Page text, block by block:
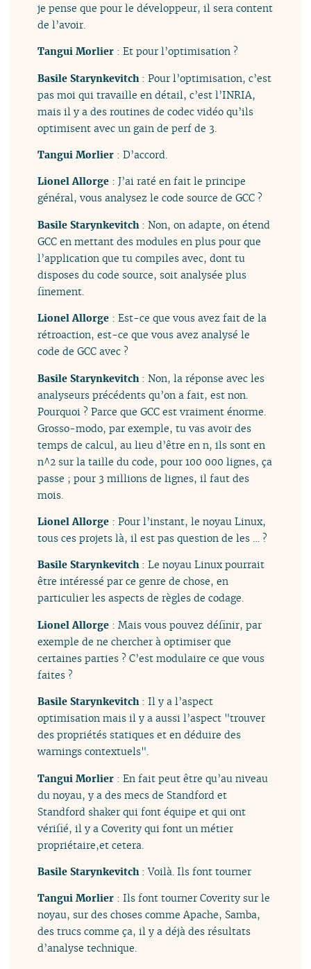
je pense que pour le développeur, il sera content
de l’avoir.
Tangui Morlier : Et pour l’optimisation ?
Basile Starynkevitch : Pour l’optimisation, c’est
pas moi qui travaille en détail, c’est l’INRIA,
mais il y a des routines de codec vidéo qu’ils
optimisent avec un gain de perf de 3.
Tangui Morlier : D’accord.
Lionel Allorge : J’ai raté en fait le principe
général, vous analysez le code source de GCC ?
Basile Starynkevitch: Non, on adapte, on étend
GCC en mettant des modules en plus pour que
l’application que tu compiles avec, dont tu
disposes du code source, soit analysée plus
finement.
Lionel Allorge : Est-ce que vous avez fait de la
rétroaction, est-ce que vous avez analysé le
code de GCC avec ?
Basile Starynkevitch : Non, la réponse avec les
analyseurs précédents qu’on a fait, est non.
Pourquoi ? Parce que GCC est vraiment énorme.
Grosso-modo, par exemple, tu vas avoir des
temps de calcul, au lieu d’être en n, ils sont en
n^2 sur la taille du code, pour 100 000 lignes, ça
passe ; pour 3 millions de lignes, il faut des
mois.
Lionel Allorge : Pour l’instant, le noyau Linux,
tous ces projets là, il est pas question de les … ?
Basile Starynkevitch: Le noyau Linux pourrait
être intéressé par ce genre de chose, en
particulier les aspects de règles de codage.
Lionel Allorge : Mais vous pouvez définir, par
exemple de ne chercher à optimiser que
certaines parties ? C’est modulaire ce que vous
faites ?
Basile Starynkevitch: Il y a l’aspect
optimisation mais il y a aussi l’aspect "trouver
des propriétés statiques et en déduire des
warnings contextuels".
Tangui Morlier : En fait peut être qu’au niveau
du noyau, y a des mecs de Standford et
Standford shaker qui font équipe et qui ont
vérifié, il y a Coverity qui font un métier
propriétaire,et cetera.
Basile Starynkevitch: Voilà. Ils font tourner
Tangui Morlier : Ils font tourner Coverity sur le
noyau, sur des choses comme Apache, Samba,
des trucs comme ça, il y a déjà des résultats
d’analyse technique.